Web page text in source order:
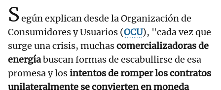
Según explican desde la Organización de
Consumidores y Usuarios (OCU), "cada vez que
surge una crisis, muchascomercializadoras de
energíabuscan formas de escabullirse de esa
promesa y losintentos de romper los contratos
unilateralmente se convierten en moneda